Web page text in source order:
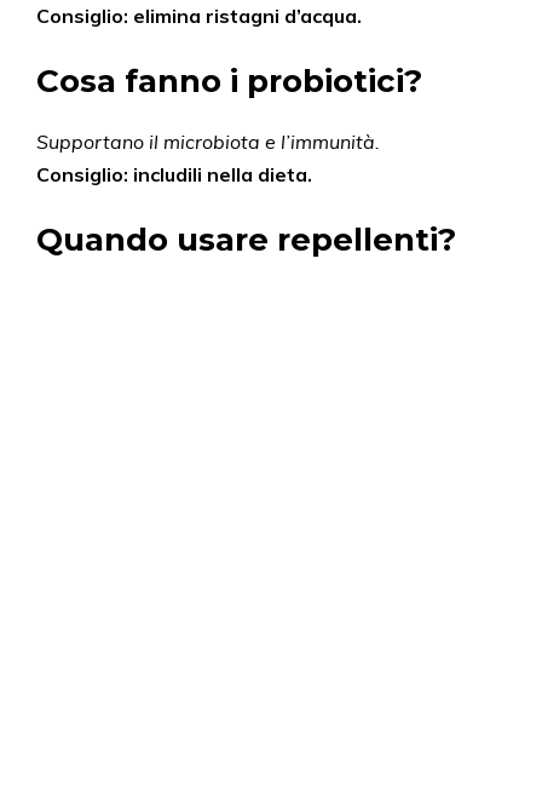
Consiglio: elimina ristagni d’acqua.
Cosa fanno i probiotici?
Supportano il microbiota e l’immunità.
Consiglio: includili nella dieta.
Quando usare repellenti?